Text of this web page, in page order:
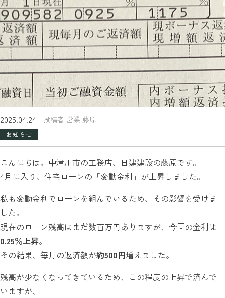
2025.04.24 投稿者 営業 藤原
お知らせ
こんにちは。中津川市の工務店、日建建設の藤原です。
4月に入り、住宅ローンの「変動金利」が上昇しました。
私も変動金利でローンを組んでいるため、その影響を受けま
した。
現在のローン残高はまだ数百万円ありますが、今回の金利は
0.25％上昇。
その結果、毎月の返済額が約500円増えました。
残高が少なくなってきているため、この程度の上昇で済んで
いますが、